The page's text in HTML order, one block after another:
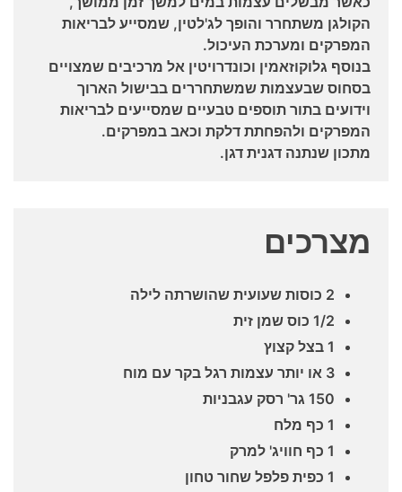
הקולגן משתחרר והופך לג'לטין, שמסייע לבריאות
המפרקים ומערכת העיכול.
בנוסף גלוקוזאמין וכונדרויטין אל מרכיבים שמצויים
בסחוס שבעצמות שמשתחררים בבישול הארוך
וידועים בתור תוספים טבעיים שמסייעים לבריאות
המפרקים ולהפחתת דלקת וכאב במפרקים.
מתכון שנתנה דגנית דגן.
מצרכים
2 כוסות שעועית שהושרתה לילה
1/2 כוס שמן זית
1 בצל קצוץ
3 או יותר עצמות רגל בקר עם מוח
150 גר' רסק עגבניות
1 כף מלח
1 כף חוויג' למרק
1 כפית פלפל שחור טחון